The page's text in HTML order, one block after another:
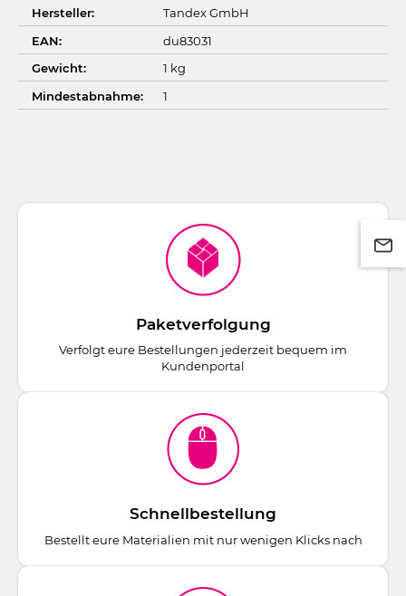
Hersteller:
Tandex GmbH
EAN:
du83031
Gewicht:
1 kg
Mindestabnahme:
1
Paketverfolgung
Verfolgt eure Bestellungen jederzeit bequem im
Kundenportal
Schnellbestellung
Bestellt eure Materialien mit nur wenigen Klicks nach